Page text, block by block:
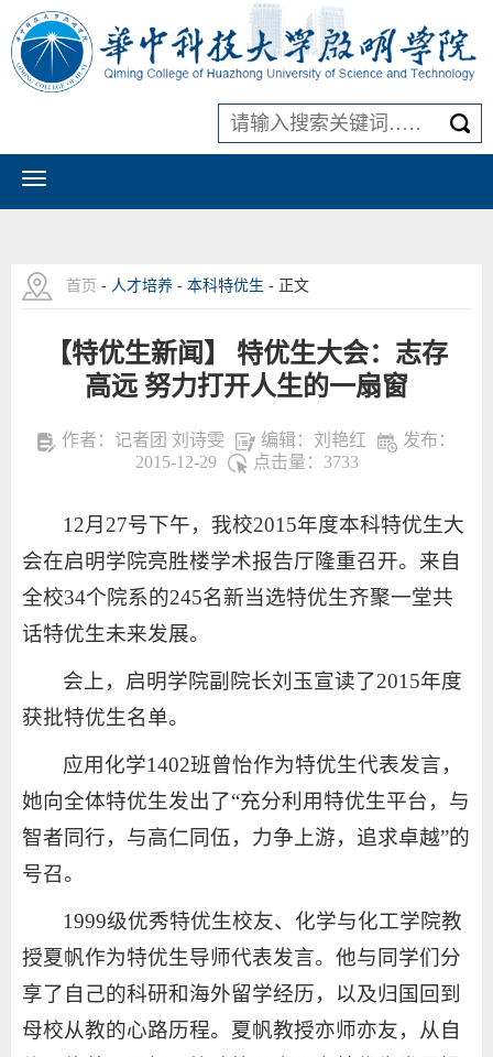
首页 - 人才培养 - 本科特优生 - 正文
【特优生新闻】 特优生大会：志存
高远 努力打开人生的一扇窗
作者：记者团 刘诗雯 编辑：刘艳红
发布：
2015-12-29
点击量： 3733
12月27号下午，我校2015年度本科特优生大
会在启明学院亮胜楼学术报告厅隆重召开。来自
全校34个院系的245名新当选特优生齐聚一堂共
话特优生未来发展。
会上，启明学院副院长刘玉宣读了2015年度
获批特优生名单。
应用化学1402班曾怡作为特优生代表发言，
她向全体特优生发出了“充分利用特优生平台，与
智者同行，与高仁同伍，力争上游，追求卓越”的
号召。
1999级优秀特优生校友、化学与化工学院教
授夏帆作为特优生导师代表发言。他与同学们分
享了自己的科研和海外留学经历，以及归国回到
母校从教的心路历程。夏帆教授亦师亦友，从自